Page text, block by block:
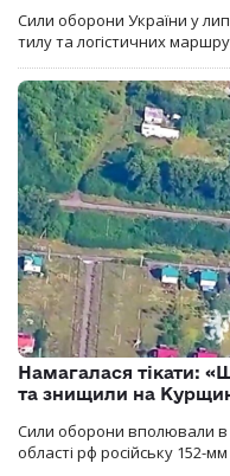
Сили оборони України у
тилу та логістичних
Намагалася тікати:
та знищили на
Сили оборони вполювали в
області рф російську 152-